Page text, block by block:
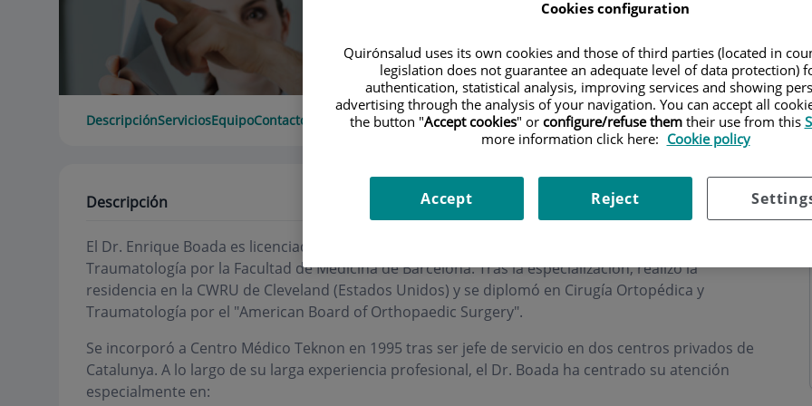
DescripciónServiciosEquipoContacto Horario
Descripción
El Dr. Enrique Boada es licenciado en Medicina y Cirugía y especialista en Cirugía Ortopédica y
Traumatología por la Facultad de Medicina de Barcelona. Tras la especialización, realizó la
residencia en la CWRU de Cleveland (Estados Unidos) y se diplomó en Cirugía Ortopédica y
Traumatología por el "American Board of Orthopaedic Surgery".
Se incorporó a Centro Médico Teknon en 1995 tras ser jefe de servicio en dos centros privados de
Catalunya. A lo largo de su larga experiencia profesional, el Dr. Boada ha centrado su atención
especialmente en:
Cookies configuration
Quirónsalud uses its own cookies and those of third parties (located in
legislation does not guarantee an adequate level of data protection)
authentication, statistical analysis, improving services and showing
advertising through the analysis of your navigation. You can accept all
the button "Accept cookies" or configure/refuse themtheir use from this
more information click here: Cookie policy
Reject
Accept